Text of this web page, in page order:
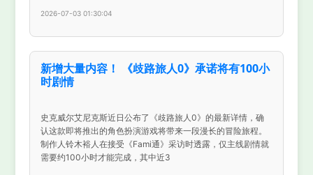
2026-07-03 01:30:04
新增大量内容！ 《歧路旅人0》承诺将有100小
时剧情
史克威尔艾尼克斯近日公布了《歧路旅人0》的最新详情，确
认这款即将推出的角色扮演游戏将带来一段漫长的冒险旅程。
制作人铃木裕人在接受《Fami通》采访时透露，仅主线剧情就
需要约100小时才能完成，其中近3